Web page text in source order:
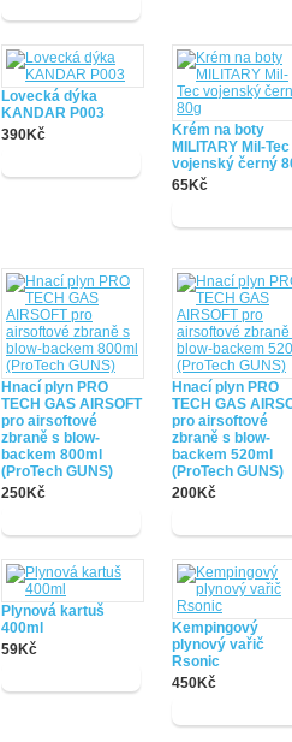
Lovecká dýka
KANDAR P003
390Kč
Krém na boty
MILITARY Mil-Tec
vojenský černý
65Kč
Hnací plyn PRO
TECH GAS AIRSOFT
pro airsoftové
zbraně s blow-
backem 800ml
(ProTech GUNS)
250Kč
Hnací plyn PRO
TECH GAS
pro airsoftové
zbraně s blow-
backem 520ml
(ProTech GUNS)
200Kč
Plynová kartuš
400ml
59Kč
Kempingový
plynový vařič
Rsonic
450Kč